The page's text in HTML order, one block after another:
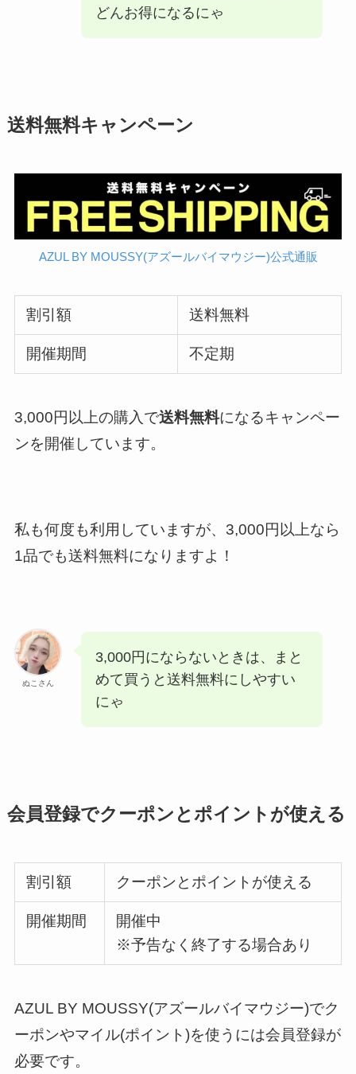
どんお得になるにゃ
送料無料キャンペーン
AZUL BY MOUSSY(アズールバイマウジー)公式通販
割引額 送料無料
開催期間 不定期
3,000円以上の購入で送料無料になるキャンペー
ンを開催しています。
私も何度も利用していますが、3,000円以上なら
1品でも送料無料になりますよ！
ぬこさん
3,000円にならないときは、まと
めて買うと送料無料にしやすい
にゃ
会員登録でクーポンとポイントが使える
割引額 クーポンとポイントが使える
開催期間
開催中
※予告なく終了する場合あり
AZUL BY MOUSSY(アズールバイマウジー)でク
ーポンやマイル(ポイント)を使うには会員登録が
必要です。